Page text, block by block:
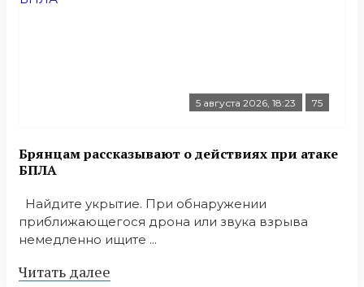
5 августа 2026, 18:23 75
Брянцам рассказывают о действиях при атаке
БПЛА
Найдите укрытие. При обнаружении
приближающегося дрона или звука взрыва
немедленно ищите ...
Читать далее